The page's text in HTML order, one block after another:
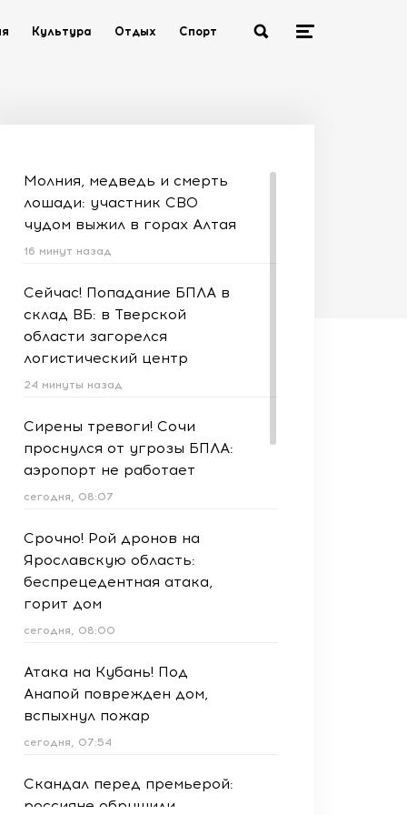
Культура Отдых Спорт
Молния, медведь и смерть
лошади: участник СВО
чудом выжил в горах Алтая
16 минут назад
Сейчас! Попадание БПЛА в
склад ВБ: в Тверской
области загорелся
логистический центр
24 минуты назад
Сирены тревоги! Сочи
проснулся от угрозы БПЛА:
аэропорт не работает
сегодня, 08:07
Срочно! Рой дронов на
Ярославскую область:
беспрецедентная атака,
горит дом
сегодня, 08:00
Атака на Кубань! Под
Анапой поврежден дом,
вспыхнул пожар
сегодня, 07:54
Скандал перед премьерой:
россияне обрушили